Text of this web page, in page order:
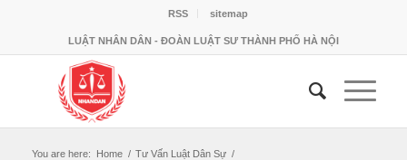
RSS sitemap
LUẬT NHÂN DÂN - ĐOÀN LUẬT SƯ THÀNH PHỐ HÀ NỘI
You are here: Home / Tư Vấn Luật Dân Sự /